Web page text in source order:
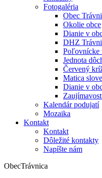
Fotogaléria
Obec
Okolie obce
Dianie v
DHZ
Poľovnícke
Jednota
Červený
Matica
Dianie v
Kalendár podujatí
Mozaika
Kontakt
Kontakt
Dôležité kontakty
Napíšte nám
ObecTrávnica